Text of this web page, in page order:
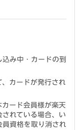
み中・カードの到
カードが発行され
ード会員様が楽天
れている場合、い
資格を取り消され